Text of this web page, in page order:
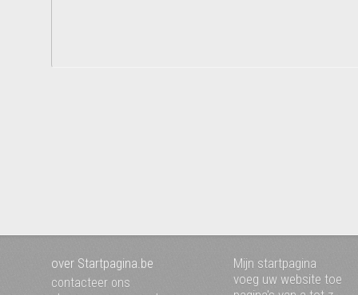
over Startpagina.be
contacteer ons
Mijn startpagina
voeg uw website toe